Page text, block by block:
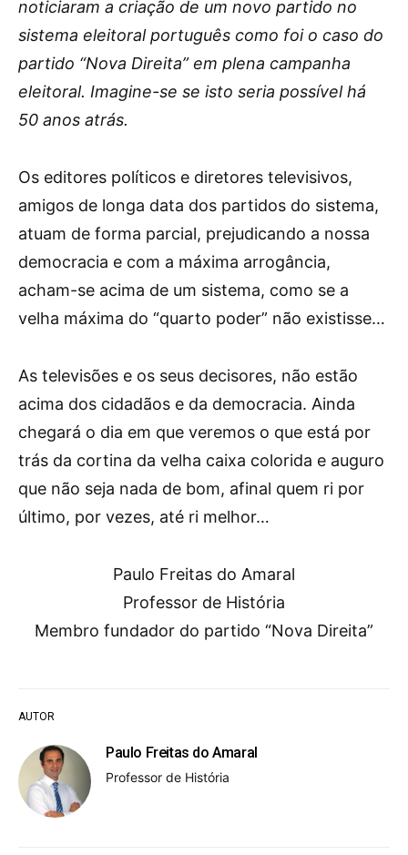
AUTOR
Paulo Freitas do Amaral
Professor de História
noticiaram a criação de um novo partido no
sistema eleitoral português como foi o caso do
partido “Nova Direita” em plena campanha
eleitoral. Imagine-se se isto seria possível há
50 anos atrás.
Os editores políticos e diretores televisivos,
amigos de longa data dos partidos do sistema,
atuam de forma parcial, prejudicando a nossa
democracia e com a máxima arrogância,
acham-se acima de um sistema, como se a
velha máxima do “quarto poder” não existisse…
As televisões e os seus decisores, não estão
acima dos cidadãos e da democracia. Ainda
chegará o dia em que veremos o que está por
trás da cortina da velha caixa colorida e auguro
que não seja nada de bom, afinal quem ri por
último, por vezes, até ri melhor…
Paulo Freitas do Amaral
Professor de História
Membro fundador do partido “Nova Direita”